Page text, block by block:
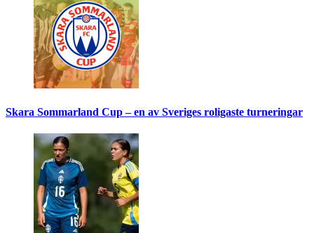
Skara Sommarland Cup – en av Sveriges roligaste turneringar